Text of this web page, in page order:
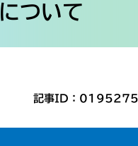
ついて
記事ID：0195275